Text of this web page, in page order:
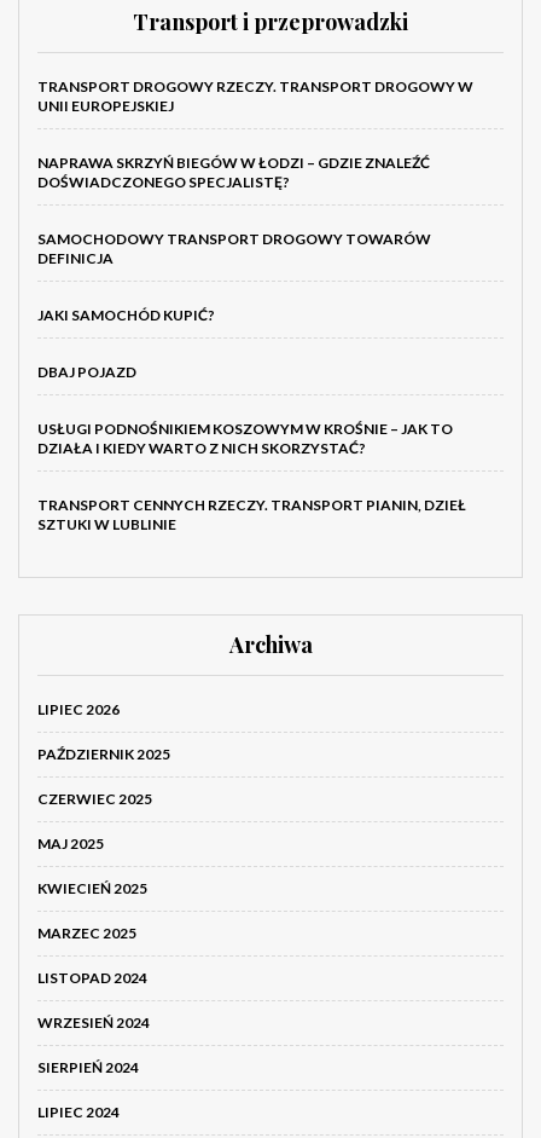
Transport i przeprowadzki
TRANSPORT DROGOWY RZECZY. TRANSPORT DROGOWY W
UNII EUROPEJSKIEJ
NAPRAWA SKRZYŃ BIEGÓW W ŁODZI – GDZIE ZNALEŹĆ
DOŚWIADCZONEGO SPECJALISTĘ?
SAMOCHODOWY TRANSPORT DROGOWY TOWARÓW
DEFINICJA
JAKI SAMOCHÓD KUPIĆ?
DBAJ POJAZD
USŁUGI PODNOŚNIKIEM KOSZOWYM W KROŚNIE – JAK TO
DZIAŁA I KIEDY WARTO Z NICH SKORZYSTAĆ?
TRANSPORT CENNYCH RZECZY. TRANSPORT PIANIN, DZIEŁ
SZTUKI W LUBLINIE
Archiwa
LIPIEC 2026
PAŹDZIERNIK 2025
CZERWIEC 2025
MAJ 2025
KWIECIEŃ 2025
MARZEC 2025
LISTOPAD 2024
WRZESIEŃ 2024
SIERPIEŃ 2024
LIPIEC 2024